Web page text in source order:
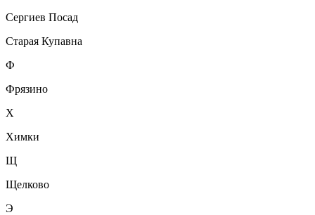
Сергиев Посад
Старая Купавна
Ф
Фрязино
Х
Химки
Щ
Щелково
Э